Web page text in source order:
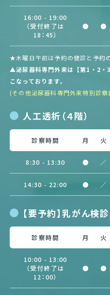
16:00 - 19:00
（受付終了は
18：45）
● ●
★木曜日午前は予約の健診と予約
▲泌尿器科専門外来は【第1・2
こなっております。
(その他泌尿器科専門外来特別診
人工透析（４階）
診察時間 月 火
8:30 - 13:30 ● ／
14:30 - 22:00 ● ／
【要予約】乳がん検
診察時間 月 火
10:00 - 13:00
（受付終了は
12：00）
● ●